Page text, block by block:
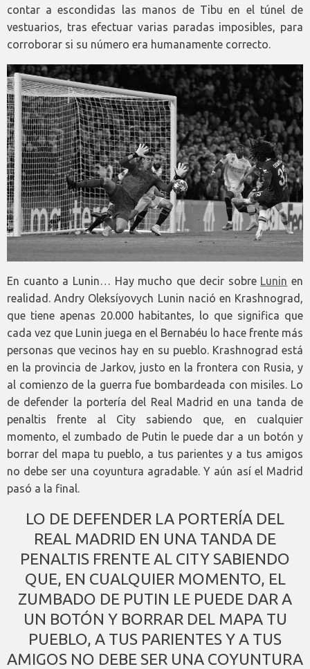
contar a escondidas las manos de Tibu en el túnel de
vestuarios, tras efectuar varias paradas imposibles, para
corroborar si su número era humanamente correcto.
En cuanto a Lunin… Hay mucho que decir sobre Lunin en
realidad. Andry Oleksíyovych Lunin nació en Krashnograd,
que tiene apenas 20.000 habitantes, lo que significa que
cada vez que Lunin juega en el Bernabéu lo hace frente más
personas que vecinos hay en su pueblo. Krashnograd está
en la provincia de Jarkov, justo en la frontera con Rusia, y
al comienzo de la guerra fue bombardeada con misiles. Lo
de defender la portería del Real Madrid en una tanda de
penaltis frente al City sabiendo que, en cualquier
momento, el zumbado de Putin le puede dar a un botón y
borrar del mapa tu pueblo, a tus parientes y a tus amigos
no debe ser una coyuntura agradable. Y aún así el Madrid
pasó a la final.
LO DE DEFENDER LA PORTERÍA DEL
REAL MADRID EN UNA TANDA DE
PENALTIS FRENTE AL CITY SABIENDO
QUE, EN CUALQUIER MOMENTO, EL
ZUMBADO DE PUTIN LE PUEDE DAR A
UN BOTÓN Y BORRAR DEL MAPA TU
PUEBLO, A TUS PARIENTES Y A TUS
AMIGOS NO DEBE SER UNA COYUNTURA